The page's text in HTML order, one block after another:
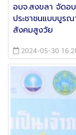
อบจ.สงขลา จัดอ
ประชาชนแบบบูร
สังคมสูงวัย
2024-05-30